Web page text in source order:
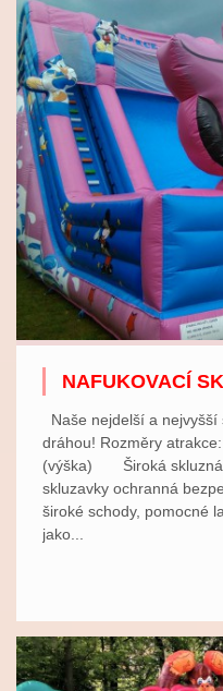
NAFUKOVACÍ
Naše nejdelší a nejvyšší
dráhou! Rozměry
(výška) Široká skluzná
skluzavky ochranná
široké schody, pomocné
jako...